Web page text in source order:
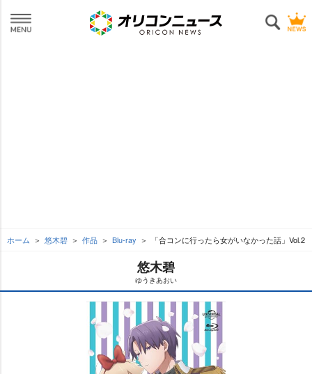
ホーム 悠木碧 作品 Blu-ray 「合コンに行ったら女がいなかった話」Vol.2
悠木碧
ゆうきあおい